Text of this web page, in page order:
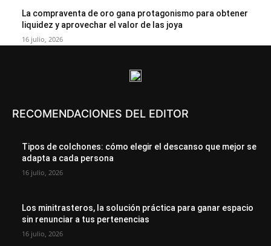
La compraventa de oro gana protagonismo para obtener
liquidez y aprovechar el valor de las joya
16 julio, 2026
RECOMENDACIONES DEL EDITOR
Tipos de colchones: cómo elegir el descanso que mejor se
adapta a cada persona
16 julio, 2026
Los minitrasteros, la solución práctica para ganar espacio
sin renunciar a tus pertenencias
16 julio, 2026